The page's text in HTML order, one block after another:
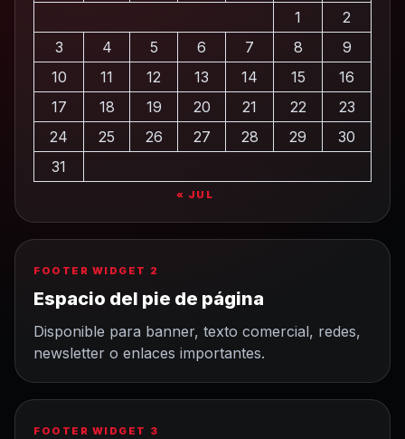
1
2
3
4 5 6 7 8
9
10
11 12 13 14 15
16
17
18 19 20 21 22
23
24
25 26 27 28 29
30
31
« JUL
FOOTER WIDGET 2
Espacio del pie de página
Disponible para banner, texto comercial, redes,
newsletter o enlaces importantes.
FOOTER WIDGET 3